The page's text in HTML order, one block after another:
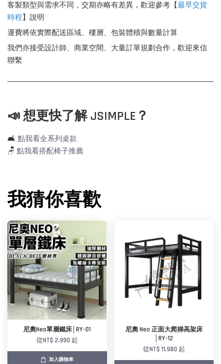
客製類型與需求不同，交期亦略有差異，歡迎參考【最早交貨
時程】說明
運費將依實際配送區域、樓層、包裝體積與數量計算
我們亦接受設計師、商業空間、大量訂單規劃合作，歡迎來信
聯繫
📣 想更快了解 JSIMPLE？
🛋️ 點我看全系列桌款
🪑 點我看搭配椅子推薦
我猜你喜歡
尼奧Neo單層鐵床│RY-01
從NT$ 2,990 起
加入購物車
尼奧 Neo 正面大爬梯高架床
│RY-12
從NT$ 11,980 起